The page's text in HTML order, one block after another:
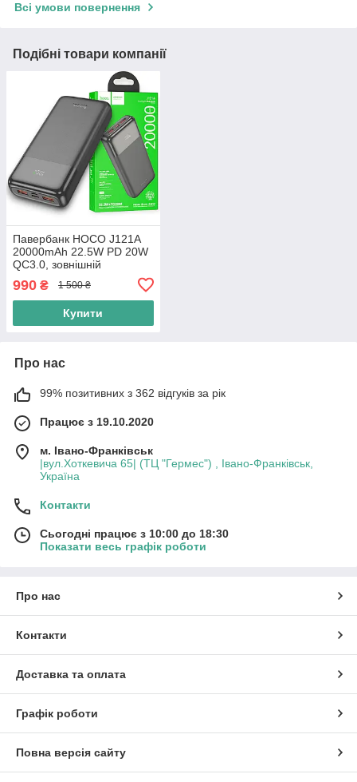
Всі умови повернення
Подібні товари компанії
Павербанк HOCO J121A
20000mAh 22.5W PD 20W
QC3.0, зовнішній
акумулятор Power Bank з
LED дисплеєм, швидка
зарядка Type-C, чорний
990 ₴ 1 500 ₴
Купити
Про нас
99% позитивних з 362 відгуків за рік
Працює з 19.10.2020
м. Івано-Франківськ
|вул.Хоткевича 65| (ТЦ "Гермес") , Івано-Франківськ,
Україна
Контакти
Сьогодні працює з 10:00 до 18:30
Показати весь графік роботи
Про нас
Контакти
Доставка та оплата
Графік роботи
Повна версія сайту